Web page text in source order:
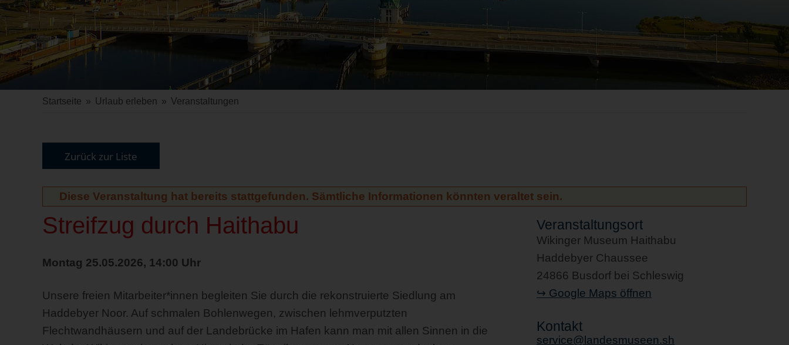
Startseite » Urlaub erleben » Veranstaltungen
Zurück zur Liste
Diese Veranstaltung hat bereits stattgefunden. Sämtliche Informationen könnten veraltet sein.
Streifzug durch Haithabu
Montag 25.05.2026, 14:00 Uhr
Unsere freien Mitarbeiter*innen begleiten Sie durch die rekonstruierte Siedlung am
Haddebyer Noor. Auf schmalen Bohlenwegen, zwischen lehmverputzten
Flechtwandhäusern und auf der Landebrücke im Hafen kann man mit allen Sinnen in die
Veranstaltungsort
Wikinger Museum Haithabu
Haddebyer Chaussee
24866 Busdorf bei Schleswig
↪ Google Maps öffnen
Kontakt
service@landesmuseen.sh